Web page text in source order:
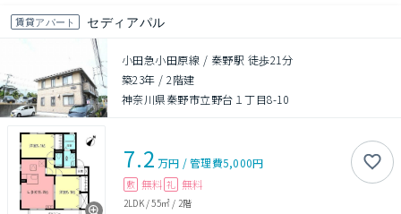
賃貸アパート セディアパル
小田急小田原線 / 秦野駅 徒歩21分
築23年 /2階建
神奈川県秦野市立野台１丁目8-10
7.2 万円 /管理費5,000円
敷 無料 礼 無料
2LDK/55㎡ / 2階